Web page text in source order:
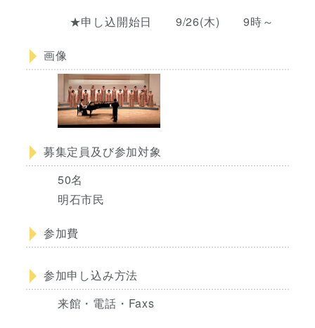
★申し込開始日 9/26(木) 9時～
画像
募集定員及び参加対象
50名
明石市民
参加費
参加申し込み方法
来館・電話・Faxs